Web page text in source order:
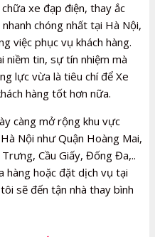
xe đạp điện, thay ắc
chóng nhất tại Hà Nội,
việc phục vụ khách hàng.
niềm tin, sự tín nhiệm mà
lực vừa là tiêu chí để Xe
hàng tốt hơn nữa.
càng mở rộng khu vực
Nội như Quận Hoàng Mai,
Cầu Giấy, Đống Đa,..
hàng hoặc đặt dịch vụ tại
sẽ đến tận nhà thay bình